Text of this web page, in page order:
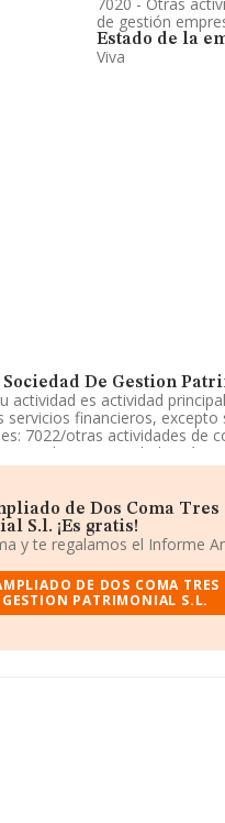
de gestión
Estado de la
Viva
De Gestion
actividad es actividad
servicios financieros,
7022/otras actividades de
de.. La sociedad está
Tiene CNAE: 7020 -
de empleados y teniendo
ha contado con un número
Coma Tres Sociedad de
su domicilio social establecido
de Dos Coma Tres
S.l. ¡Es gratis!
y te regalamos el Informe
DE DOS COMA TRES
GESTION PATRIMONIAL S.L.